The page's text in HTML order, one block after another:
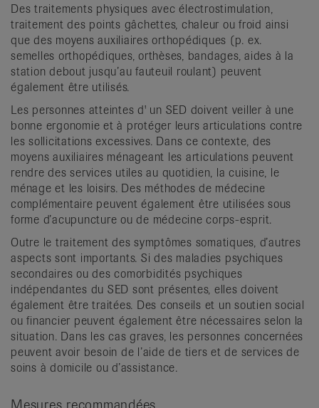
Des traitements physiques avec électrostimulation,
traitement des points gâchettes, chaleur ou froid ainsi
que des moyens auxiliaires orthopédiques (p. ex.
semelles orthopédiques, orthèses, bandages, aides à la
station debout jusqu’au fauteuil roulant) peuvent
également être utilisés.
Les personnes atteintes d' un SED doivent veiller à une
bonne ergonomie et à protéger leurs articulations contre
les sollicitations excessives. Dans ce contexte, des
moyens auxiliaires ménageant les articulations peuvent
rendre des services utiles au quotidien, la cuisine, le
ménage et les loisirs. Des méthodes de médecine
complémentaire peuvent également être utilisées sous
forme d’acupuncture ou de médecine corps-esprit.
Outre le traitement des symptômes somatiques, d’autres
aspects sont importants. Si des maladies psychiques
secondaires ou des comorbidités psychiques
indépendantes du SED sont présentes, elles doivent
également être traitées. Des conseils et un soutien social
ou financier peuvent également être nécessaires selon la
situation. Dans les cas graves, les personnes concernées
peuvent avoir besoin de l’aide de tiers et de services de
soins à domicile ou d’assistance.
Mesures recommandées